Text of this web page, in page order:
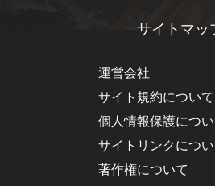
サイトマッ
運営会社
サイト規約について
個人情報保護につい
サイトリンクについ
著作権について